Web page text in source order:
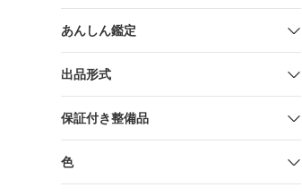
あんしん鑑定
出品形式
保証付き整備品
色